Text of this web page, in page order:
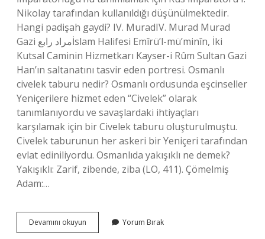
Nikolay tarafından kullanıldığı düşünülmektedir.
Hangi padişah gaydi? IV. MuradIV. Murad Murad
Gazi مراد رابعİslam Halifesi Emîrü’l-mü’minîn, İki
Kutsal Caminin Hizmetkarı Kayser-i Rûm Sultan Gazi
Han’ın saltanatını tasvir eden portresi. Osmanlı
civelek taburu nedir? Osmanlı ordusunda eşcinseller
Yeniçerilere hizmet eden “Civelek” olarak
tanımlanıyordu ve savaşlardaki ihtiyaçları
karşılamak için bir Civelek taburu oluşturulmuştu.
Civelek taburunun her askeri bir Yeniçeri tarafından
evlat ediniliyordu. Osmanlıda yakışıklı ne demek?
Yakışıklı: Zarif, zibende, ziba (LO, 411). Çömelmiş
Adam:…
Devamını okuyun Osmanlıda
Adam
Yorum Bırak